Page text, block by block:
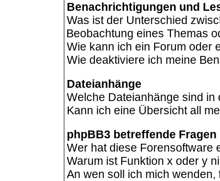
Benachrichtigungen und
Was ist der Unterschied
Beobachtung eines Themas
Wie kann ich ein Forum oder
Wie deaktiviere ich meine
Dateianhänge
Welche Dateianhänge sind
Kann ich eine Übersicht all
phpBB3 betreffende Fragen
Wer hat diese Forensoftware
Warum ist Funktion x oder y
An wen soll ich mich